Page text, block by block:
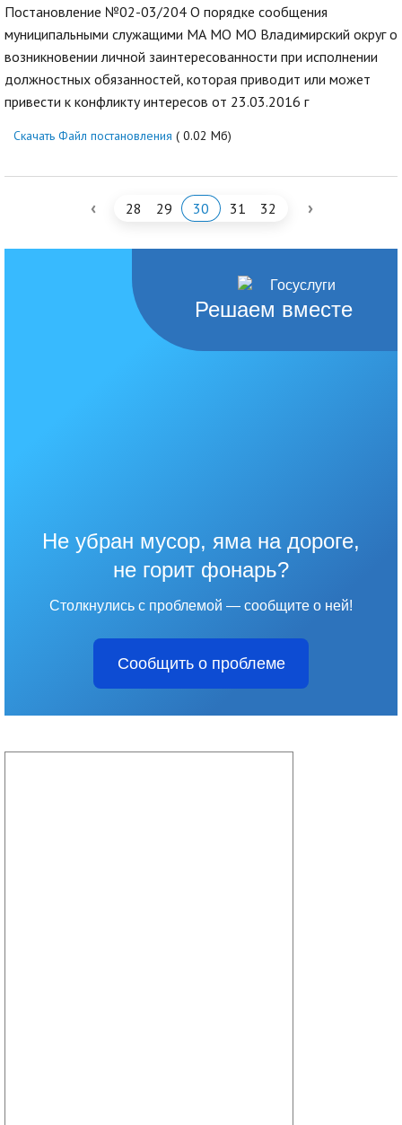
Постановление №02-03/204 О порядке сообщения
муниципальными служащими МА МО МО Владимирский округ о
возникновении личной заинтересованности при исполнении
должностных обязанностей, которая приводит или может
привести к конфликту интересов от 23.03.2016 г
Скачать Файл постановления ( 0.02 Мб)
‹ 28 29 30 31 32 ›
Решаем вместе
Не убран мусор, яма на дороге,
не горит фонарь?
Столкнулись с проблемой — сообщите о ней!
Сообщить о проблеме